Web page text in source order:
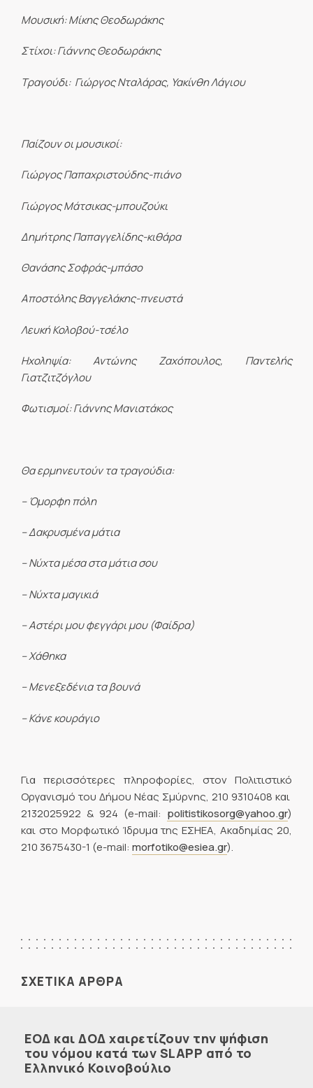
Μουσική: Μίκης Θεοδωράκης
Στίχοι: Γιάννης Θεοδωράκης
Τραγούδι: Γιώργος Νταλάρας, Υακίνθη Λάγιου
Παίζουν οι μουσικοί:
Γιώργος Παπαχριστούδης-πιάνο
Γιώργος Μάτσικας-μπουζούκι
Δημήτρης Παπαγγελίδης-κιθάρα
Θανάσης Σοφράς-μπάσο
Αποστόλης Βαγγελάκης-πνευστά
Λευκή Κολοβού-τσέλο
Ηχοληψία: Αντώνης Ζαχόπουλος, Παντελής
Γιατζιτζόγλου
Φωτισμοί: Γιάννης Μανιατάκος
Θα ερμηνευτούν τα τραγούδια:
– Όμορφη πόλη
– Δακρυσμένα μάτια
– Νύχτα μέσα στα μάτια σου
– Νύχτα μαγικιά
– Αστέρι μου φεγγάρι μου (Φαίδρα)
– Χάθηκα
– Μενεξεδένια τα βουνά
– Κάνε κουράγιο
Για περισσότερες πληροφορίες, στον Πολιτιστικό
Οργανισμό του Δήμου Νέας Σμύρνης, 210 9310408 και
2132025922 & 924 (e-mail: politistikosorg@yahoo.gr)
και στο Μορφωτικό Ίδρυμα της ΕΣΗΕΑ, Ακαδημίας 20,
210 3675430-1 (e-mail: morfotiko@esiea.gr).
ΣΧΕΤΙΚΑ ΑΡΘΡΑ
ΕΟΔ και ΔΟΔ χαιρετίζουν την ψήφιση
του νόμου κατά των SLAPP από το
Ελληνικό Κοινοβούλιο